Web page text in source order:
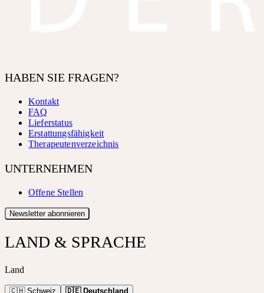
HABEN SIE FRAGEN?
Kontakt
FAQ
Lieferstatus
Erstattungsfähigkeit
Therapeutenverzeichnis
UNTERNEHMEN
Offene Stellen
Newsletter abonnieren
LAND & SPRACHE
Land
🇨🇭 Schweiz 🇩🇪 Deutschland